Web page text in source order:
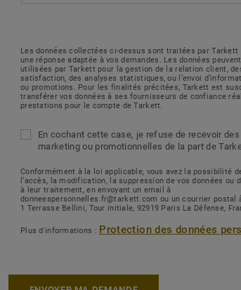
Les données collectées ci-dessus sont traitées par
une réponse adaptée à vos demandes. Les données
utilisées par Tarkett pour la gestion de la relation client,
satisfaction, des analyses statistiques, ou l’envoi
ou promotions. Pour les finalités précitées, Tarkett est
transférer vos données à ses fournisseurs de confiance
prestations pour le compte de Tarkett.
En cochant cette case, je refuse de recevoir
marketing ou promotionnelles de la part de
Conformément à la loi applicable, vous avez la possibilité
l’accès, la modification, la suppression de vos données ou
à leur traitement, en envoyant un email à
donneespersonnelles.fr@tarkett.com ou un courrier postal
1 Terrasse Bellini, Tour initiale, 92919 Paris La Défense,
Plus d'informations : Protection des données